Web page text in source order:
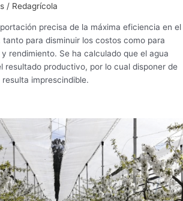
/ Redagrícola
precisa de la máxima eficiencia en el
tanto para disminuir los costos como para
rendimiento. Se ha calculado que el agua
resultado productivo, por lo cual disponer de
imprescindible.